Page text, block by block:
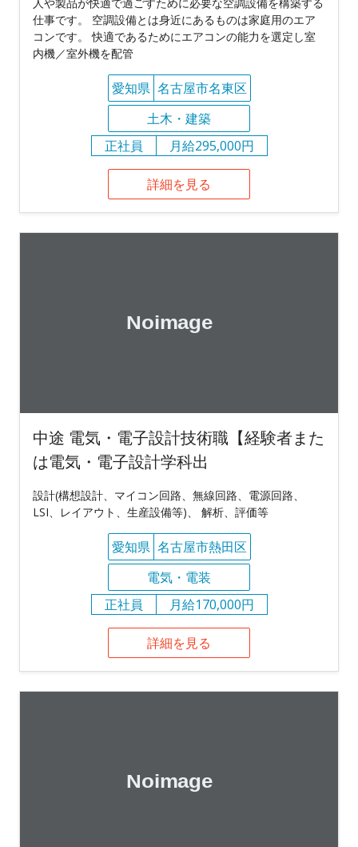
仕事です。 空調設備とは身近にあるものは家庭用のエア
コンです。 快適であるためにエアコンの能力を選定し室
内機／室外機を配管
愛知県 名古屋市名東区
土木・建築
正社員
月給295,000円
詳細を見る
中途 電気・電子設計技術職【経験者また
は電気・電子設計学科出
設計(構想設計、マイコン回路、無線回路、電源回路、
LSI、レイアウト、生産設備等)、 解析、評価等
愛知県 名古屋市熱田区
電気・電装
正社員
月給170,000円
詳細を見る